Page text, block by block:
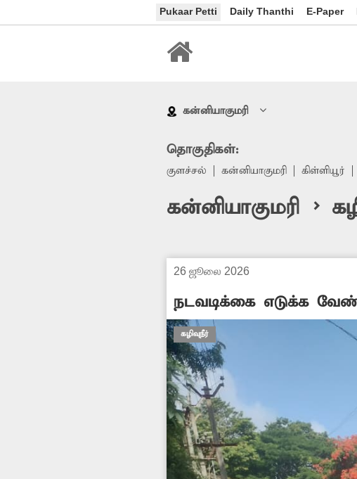
Pukaar Petti Daily Thanthi E-Paper
கன்னியாகுமரி
தொகுதிகள்:
குளச்சல் கன்னியாகுமரி கிள்ளியூர்
கன்னியாகுமரி >
26 ஜூலை 2026
நடவடிக்கை எடுக்க
கழிவுநீர்